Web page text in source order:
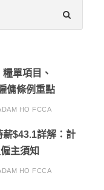
糧單項目、
傭條例重點
HO FCCA
薪$43.1詳解：計
主須知
HO FCCA